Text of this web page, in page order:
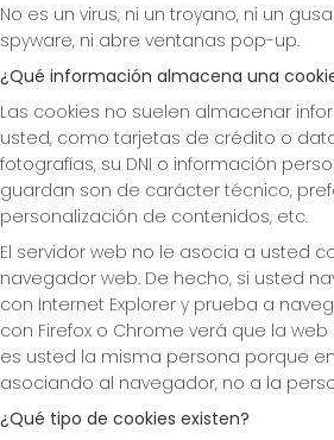
No es un virus, ni un troyano, ni un
spyware, ni abre ventanas pop-up.
¿Qué información almacena una
Las cookies no suelen almacenar
usted, como tarjetas de crédito o
fotografías, su DNI o información
guardan son de carácter técnico,
personalización de contenidos, etc.
El servidor web no le asocia a usted
navegador web. De hecho, si usted
con Internet Explorer y prueba a
con Firefox o Chrome verá que la
es usted la misma persona porque
asociando al navegador, no a la
¿Qué tipo de cookies existen?